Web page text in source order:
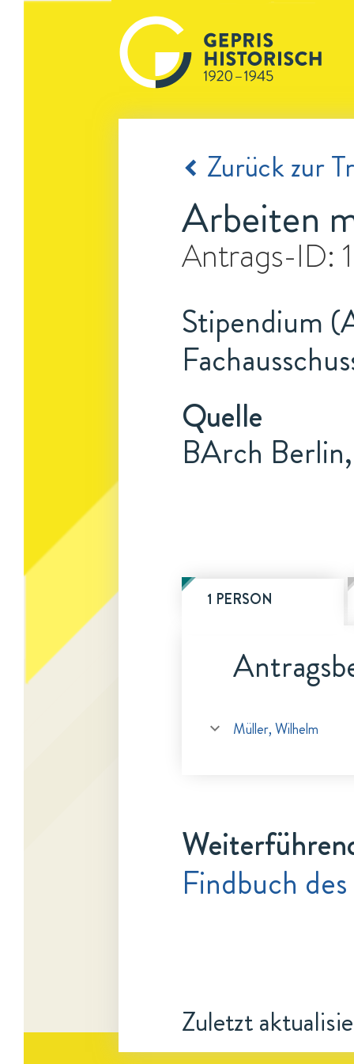
Zurück zur
Arbeiten
Antrags-ID:
Stipendium
Quelle
BArch
1 PERSON
Müller, Wilhelm
Findbuch
Zuletzt